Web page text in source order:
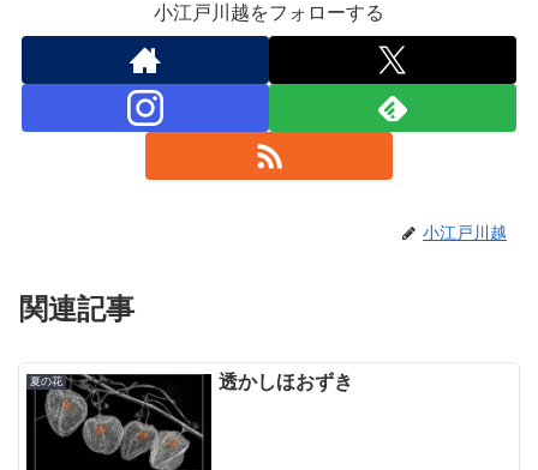
小江戸川越をフォローする
小江戸川越
関連記事
夏の花 透かしほおずき